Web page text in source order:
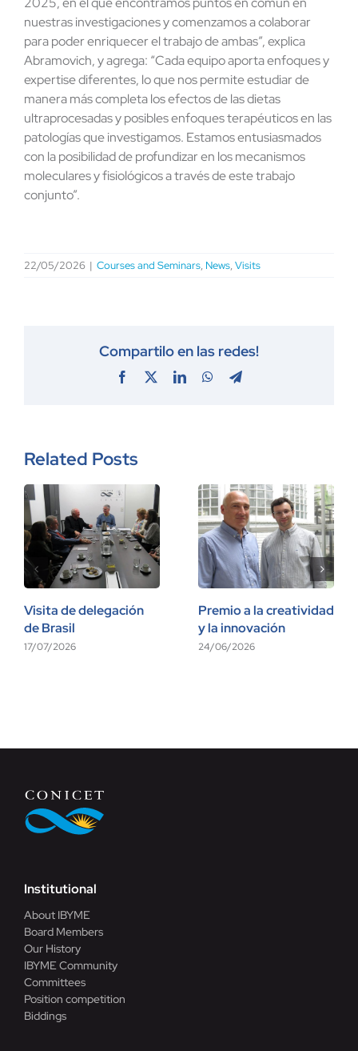
nuestras investigaciones y comenzamos a colaborar
para poder enriquecer el trabajo de ambas”, explica
Abramovich, y agrega: “Cada equipo aporta enfoques y
expertise diferentes, lo que nos permite estudiar de
manera más completa los efectos de las dietas
ultraprocesadas y posibles enfoques terapéuticos en las
patologías que investigamos. Estamos entusiasmados
con la posibilidad de profundizar en los mecanismos
moleculares y fisiológicos a través de este trabajo
conjunto”.
22/05/2026 | Courses and Seminars, News,Visits
Compartilo en las redes!
Facebook LinkedInWhatsAppTelegram
Related Posts
Visita de delegación
de Brasil
17/07/2026
Premio a la creatividad
y la innovación
24/06/2026
Institutional
About IBYME
Board Members
Our History
IBYME Community
Committees
Position competition
Biddings